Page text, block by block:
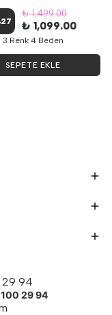
27
₺ 1,499.00
₺ 1,099.00
3 Renk 4 Beden
SEPETE EKLE
29 94
29 94